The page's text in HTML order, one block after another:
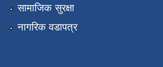
सामाजिक सुरक्षा
नागरिक वडापत्र